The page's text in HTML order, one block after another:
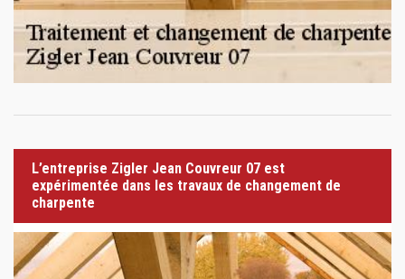
L’entreprise Zigler Jean Couvreur 07 est
expérimentée dans les travaux de changement de
charpente